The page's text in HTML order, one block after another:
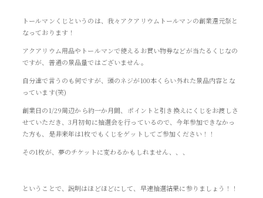
トールマンくじというのは、我々アクアリウムトールマンの創業還元祭と
なっております！
アクアリウム用品やトールマンで使えるお買い物券などが当たるくじなの
ですが、普通の景品量ではございません。
自分達で言うのも何ですが、頭のネジが100本くらい外れた景品内容とな
っています(笑)
創業日の1/29周辺から約一か月間、ポイントと引き換えにくじをお渡しさ
せていただき、3月初旬に抽選会を行っているので、今年参加できなかっ
た方も、是非来年は1枚でもくじをゲットしてご参加ください！！
その1枚が、夢のチケットに変わるかもしれません、、、
ということで、説明はほどほどにして、早速抽選結果に参りましょう！！